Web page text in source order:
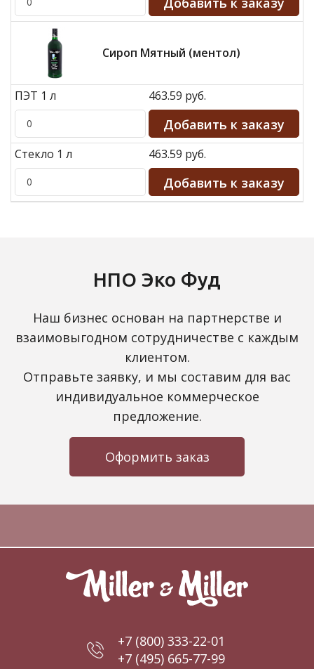
Сироп Мятный (ментол)
ПЭТ 1 л 463.59 руб.
Стекло 1 л 463.59 руб.
НПО Эко Фуд
Наш бизнес основан на партнерстве и
взаимовыгодном сотрудничестве с каждым
клиентом.
Отправьте заявку, и мы составим для вас
индивидуальное коммерческое
предложение.
Оформить заказ
+7 (800) 333-22-01
+7 (495) 665-77-99